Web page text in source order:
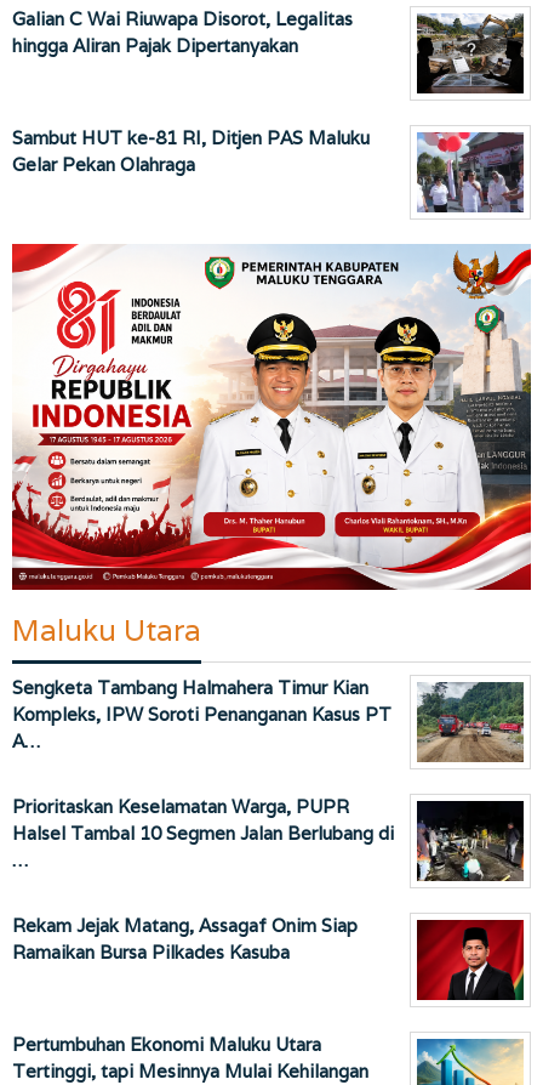
Galian C Wai Riuwapa Disorot, Legalitas
hingga Aliran Pajak Dipertanyakan
Sambut HUT ke-81 RI, Ditjen PAS Maluku
Gelar Pekan Olahraga
Maluku Utara
Sengketa Tambang Halmahera Timur Kian
Kompleks, IPW Soroti Penanganan Kasus PT
A…
Prioritaskan Keselamatan Warga, PUPR
Halsel Tambal 10 Segmen Jalan Berlubang di
…
Rekam Jejak Matang, Assagaf Onim Siap
Ramaikan Bursa Pilkades Kasuba
Pertumbuhan Ekonomi Maluku Utara
Tertinggi, tapi Mesinnya Mulai Kehilangan